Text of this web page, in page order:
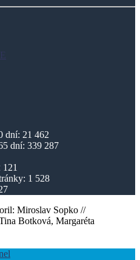
dní: 21 462
dní: 339 287
121
1 528
Miroslav Sopko //
Botková, Margaréta